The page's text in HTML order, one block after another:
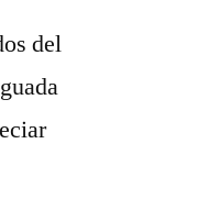
del